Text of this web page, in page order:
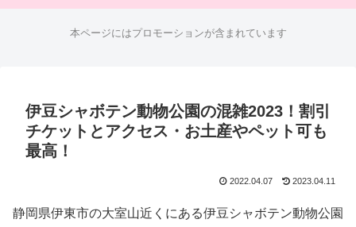
本ページにはプロモーションが含まれています
伊豆シャボテン動物公園の混雑2023！割引
チケットとアクセス・お土産やペット可も
最高！
2022.04.07 2023.04.11
静岡県伊東市の大室山近くにある伊豆シャボテン動物公園